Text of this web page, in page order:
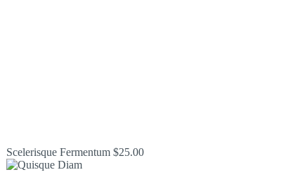
Scelerisque Fermentum$25.00